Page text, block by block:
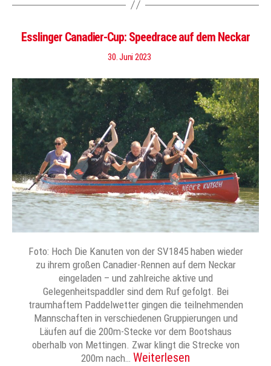
Esslinger Canadier-Cup: Speedrace auf dem Neckar
30. Juni 2023
Foto: Hoch Die Kanuten von der SV1845 haben wieder
zu ihrem großen Canadier-Rennen auf dem Neckar
eingeladen – und zahlreiche aktive und
Gelegenheitspaddler sind dem Ruf gefolgt. Bei
traumhaftem Paddelwetter gingen die teilnehmenden
Mannschaften in verschiedenen Gruppierungen und
Läufen auf die 200m-Stecke vor dem Bootshaus
oberhalb von Mettingen. Zwar klingt die Strecke von
200m nach… Weiterlesen